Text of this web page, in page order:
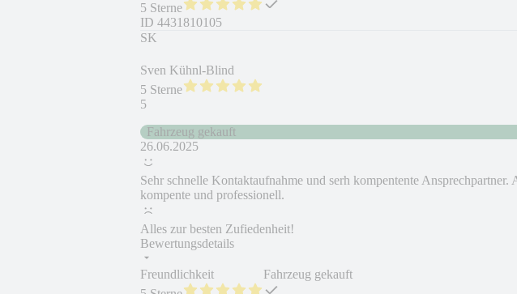
5 Sterne
ID 4431810105
SK
Sven Kühnl-Blind
5 Sterne
5
Fahrzeug gekauft
26.06.2025
Sehr schnelle Kontaktaufnahme und serh kompentente
kompente und professionell.
Alles zur besten Zufiedenheit!
Bewertungsdetails
Freundlichkeit
Fahrzeug gekauft